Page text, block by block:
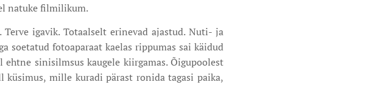
natuke filmilikum.
igavik. Totaalselt erinevad ajastud. Nuti- ja
soetatud fotoaparaat kaelas rippumas sai käidud
sinisilmsus kaugele kiirgamas. Õigupoolest
mille kuradi pärast ronida tagasi paika,